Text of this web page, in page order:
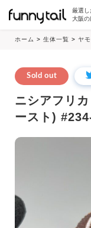
厳選
大阪の
ホーム > 生体一覧 > ヤモ
Sold out
ニシアフリ
ースト)